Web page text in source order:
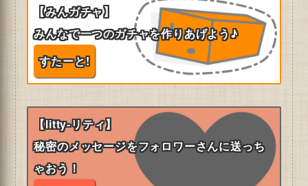
【みんガチャ】
みんなで一つのガチャを作りあげよう♪
すたーと!
【litty-リティ】
秘密のメッセージをフォロワーさんに送っち
ゃおう！